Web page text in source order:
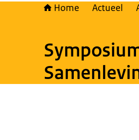
Home Actueel